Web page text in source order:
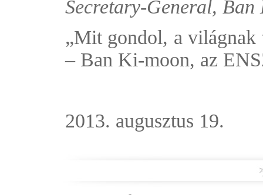
Secretary-General, Ban
„Mit gondol, a világnak
– Ban Ki-moon, az
2013. augusztus 19.